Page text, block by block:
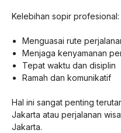
Kelebihan sopir profesional:
Menguasai rute
Menjaga kenyamanan
Tepat waktu dan disiplin
Ramah dan komunikatif
Hal ini sangat penting
Jakarta atau perjalanan
Jakarta.